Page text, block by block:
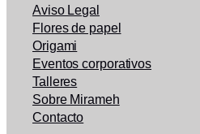
Aviso Legal
Flores de papel
Origami
Eventos corporativos
Talleres
Sobre Mirameh
Contacto